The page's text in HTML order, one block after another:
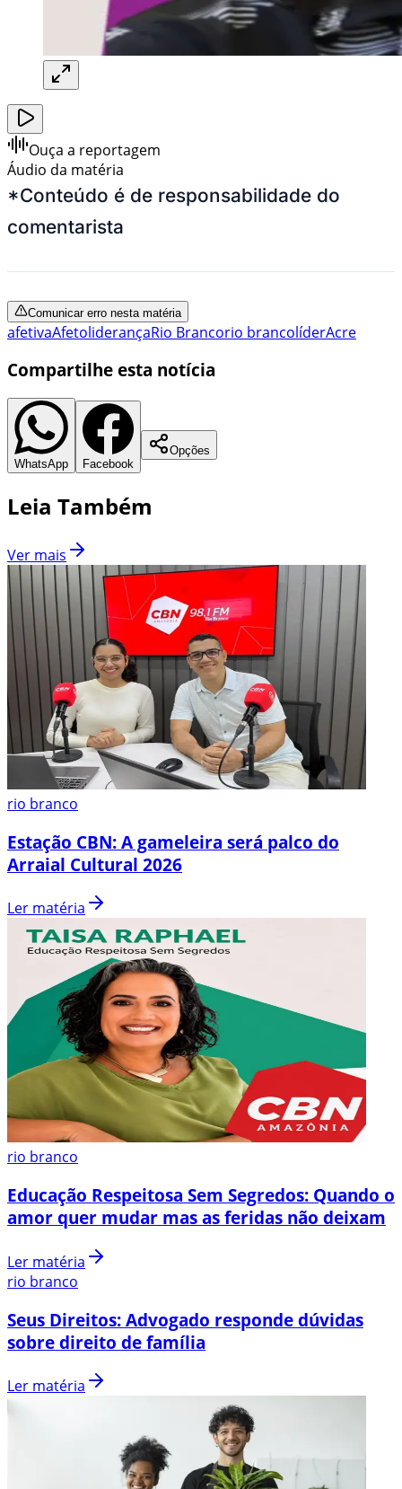
Ouça a reportagem
Áudio da matéria
*Conteúdo é de responsabilidade do
comentarista
Comunicar erro nesta matéria
afetivaAfetoliderançaRio Brancorio brancolíderAcre
Compartilhe esta notícia
WhatsApp Facebook
Opções
Leia Também
Ver mais
rio branco
Estação CBN: A gameleira será palco do
Arraial Cultural 2026
Ler matéria
rio branco
Educação Respeitosa Sem Segredos: Quando o
amor quer mudar mas as feridas não deixam
Ler matéria
rio branco
Seus Direitos: Advogado responde dúvidas
sobre direito de família
Ler matéria